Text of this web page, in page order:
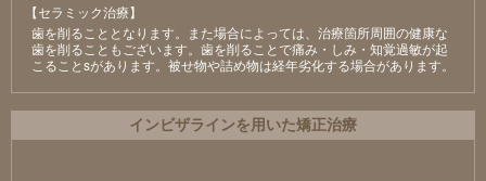
【セラミック治療】
⻭を削ることとなります。また場合によっては、治療箇所周囲の健康な
⻭を削ることもございます。⻭を削ることで痛み・しみ・知覚過敏が起
こることsがあります。被せ物や詰め物は経年劣化する場合があります。
インビザラインを用いた矯正治療